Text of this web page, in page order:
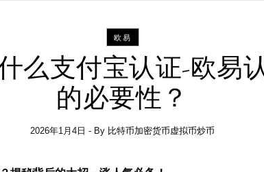
欧易
么支付宝认证-欧易
的必要性？
2026年1月4日 - By 比特币加密货币虚拟币炒币